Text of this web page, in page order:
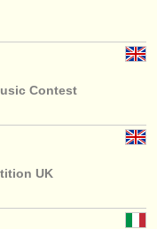
Contest
UK